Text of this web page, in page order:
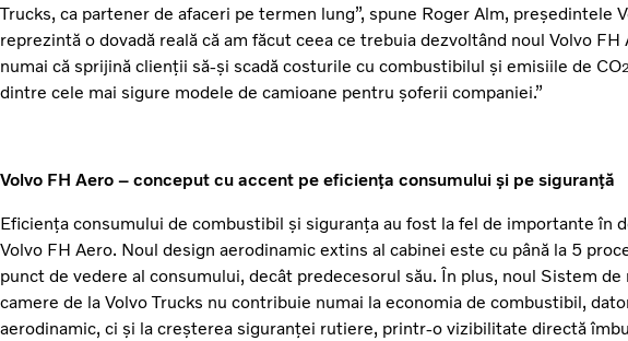
Trucks, ca partener de afaceri pe termen lung”, spune Roger Alm, președintele
reprezintă o dovadă reală că am făcut ceea ce trebuia dezvoltând noul Volvo FH
numai că sprijină clienții să-și scadă costurile cu combustibilul și emisiile de CO2
dintre cele mai sigure modele de camioane pentru șoferii companiei.”
Volvo FH Aero – conceput cu accent pe eficiența consumului și pe siguranță
Eficiența consumului de combustibil și siguranța au fost la fel de importante în
Volvo FH Aero. Noul design aerodinamic extins al cabinei este cu până la 5
punct de vedere al consumului, decât predecesorul său. În plus, noul Sistem
camere de la Volvo Trucks nu contribuie numai la economia de combustibil,
aerodinamic, ci și la creșterea siguranței rutiere, printr-o vizibilitate directă